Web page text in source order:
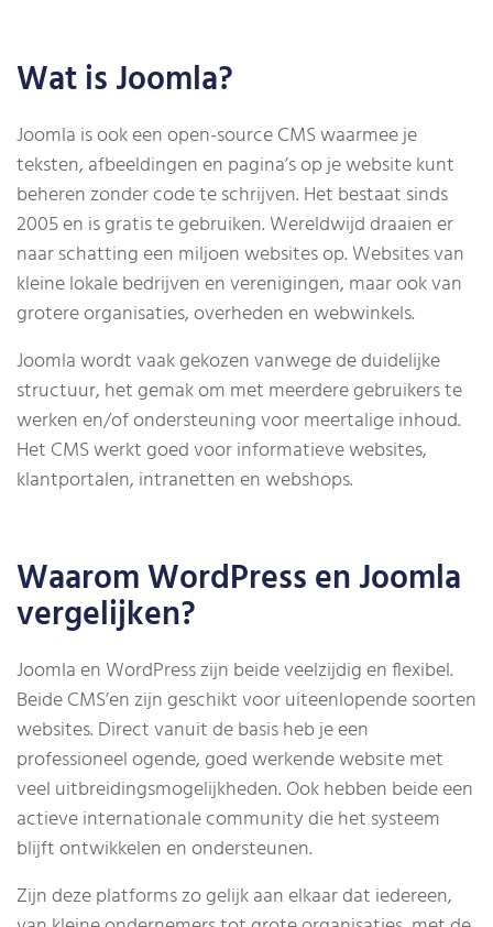
Wat is Joomla?
Joomla is ook een open-source CMS waarmee je
teksten, afbeeldingen en pagina’s op je website kunt
beheren zonder code te schrijven. Het bestaat sinds
2005 en is gratis te gebruiken. Wereldwijd draaien er
naar schatting een miljoen websites op. Websites van
kleine lokale bedrijven en verenigingen, maar ook van
grotere organisaties, overheden en webwinkels.
Joomla wordt vaak gekozen vanwege de duidelijke
structuur, het gemak om met meerdere gebruikers te
werken en/of ondersteuning voor meertalige inhoud.
Het CMS werkt goed voor informatieve websites,
klantportalen, intranetten en webshops.
Waarom WordPress en Joomla
vergelijken?
Joomla en WordPress zijn beide veelzijdig en flexibel.
Beide CMS’en zijn geschikt voor uiteenlopende soorten
websites. Direct vanuit de basis heb je een
professioneel ogende, goed werkende website met
veel uitbreidingsmogelijkheden. Ook hebben beide een
actieve internationale community die het systeem
blijft ontwikkelen en ondersteunen.
Zijn deze platforms zo gelijk aan elkaar dat iedereen,